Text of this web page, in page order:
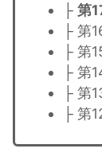
├ 第
├ 第
├ 第
├ 第
├ 第
├ 第